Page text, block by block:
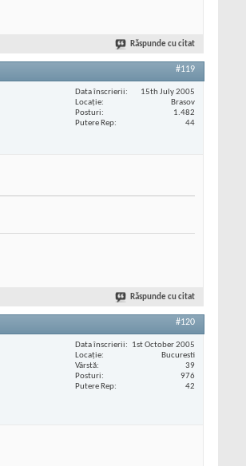
Răspunde cu citat
#119
Data înscrierii
15th July 2005
Locaţie
Brasov
Posturi
1.482
Putere Rep
44
Răspunde cu citat
#120
Data înscrierii
1st October 2005
Locaţie
Bucuresti
Vârstă
39
Posturi
976
Putere Rep
42